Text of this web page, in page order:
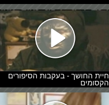
חיית החושך - בעקבות הסיפורים
הקסומים